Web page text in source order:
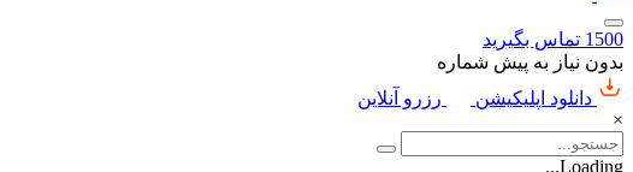
1500 تماس بگیرید
بدون نیاز به پیش شماره
دانلود اپلیکیشن
رزرو آنلاین
×
Loading...